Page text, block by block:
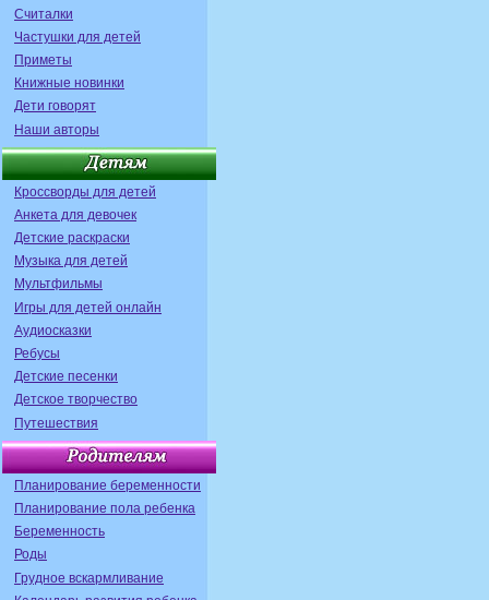
Считалки
Частушки для детей
Приметы
Книжные новинки
Дети говорят
Наши авторы
Кроссворды для детей
Анкета для девочек
Детские раскраски
Музыка для детей
Мультфильмы
Игры для детей онлайн
Аудиосказки
Ребусы
Детские песенки
Детское творчество
Путешествия
Планирование беременности
Планирование пола ребенка
Беременность
Роды
Грудное вскармливание